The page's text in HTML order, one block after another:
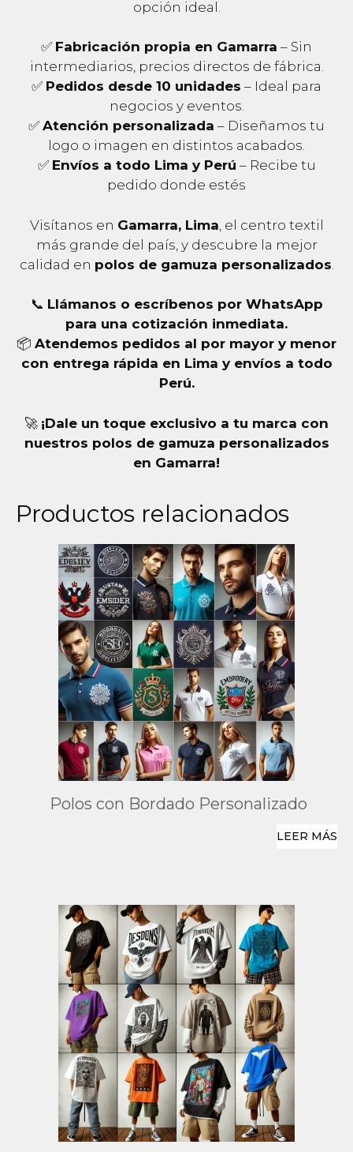
opción ideal.
✅ Fabricación propia en Gamarra – Sin
intermediarios, precios directos de fábrica.
✅ Pedidos desde 10 unidades – Ideal para
negocios y eventos.
✅ Atención personalizada – Diseñamos tu
logo o imagen en distintos acabados.
✅ Envíos a todo Lima y Perú – Recibe tu
pedido donde estés
Visítanos en Gamarra, Lima , el centro textil
más grande del país, y descubre la mejor
calidad en polos de gamuza personalizados
📞 Llámanos o escríbenos por WhatsApp
para una cotización inmediata.
📦 Atendemos pedidos al por mayor y menor
con entrega rápida en Lima y envíos a todo
Perú.
🚀 ¡Dale un toque exclusivo a tu marca con
nuestros polos de gamuza personalizados
en Gamarra!
Productos relacionados
Polos con Bordado Personalizado
LEER MÁS